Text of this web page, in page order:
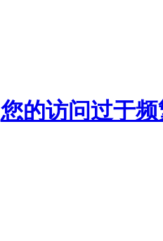
您的访问过于